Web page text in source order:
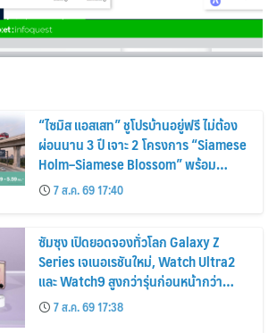
“ไซมิส แอสเสท” ชูโปรบ้านอยู่ฟรี ไม่ต้อง
ผ่อนนาน 3 ปี เจาะ 2 โครงการ “Siamese
Holm–Siamese Blossom” พร้อม
ส่วนลดและสิทธิพิเศษถึง 31 สิงหาคม
2569
7 ส.ค. 69 17:40
ซัมซุง เปิดยอดจองทั่วโลก Galaxy Z
Series เจเนอเรชันใหม่, Watch Ultra2
และ Watch9 สูงกว่ารุ่นก่อนหน้ากว่า
30%7 ส.ค. 69 17:38